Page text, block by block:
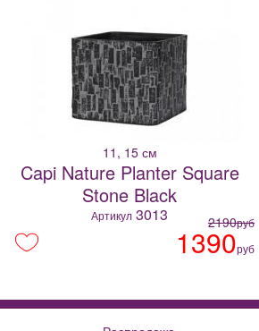
11, 15 см
Capi Nature Planter Square
Stone Black
Артикул 3013 2190руб
1390руб